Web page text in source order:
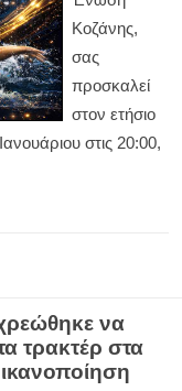
Κοζάνης,
σας
προσκαλεί
στον ετήσιο
στις 20:00,
να
τρακτέρ στα